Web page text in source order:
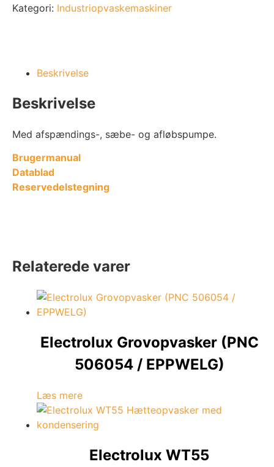
Kategori: Industriopvaskemaskiner
Beskrivelse
Beskrivelse
Med afspændings-, sæbe- og afløbspumpe.
Brugermanual
Datablad
Reservedelstegning
Relaterede varer
Electrolux Grovopvasker (PNC
506054 / EPPWELG)
Læs mere
Electrolux WT55